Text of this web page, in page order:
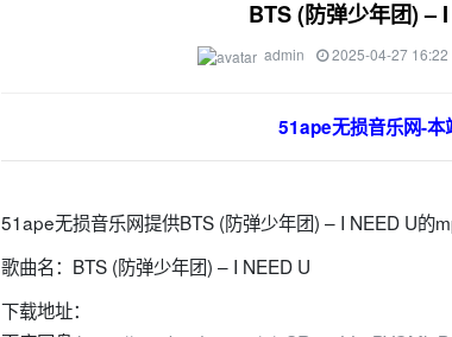
BTS (防弹少年团) –
admin 2025-04-27 16:22
51ape无损音乐网-本
51ape无损音乐网提供BTS (防弹少年团) – I NEED U的
歌曲名：BTS (防弹少年团) – I NEED U
下载地址：